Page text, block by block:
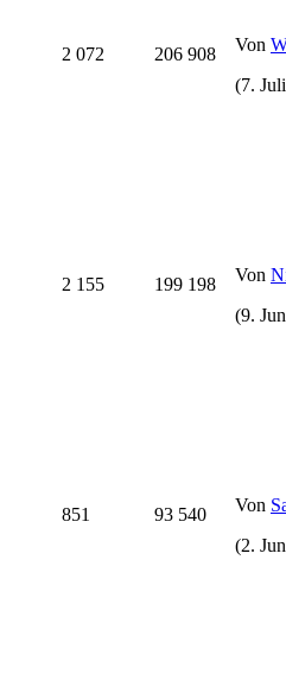
2 072 206 908 Von
(7.
2 155 199 198 Von
(9.
851 93 540 Von
(2.